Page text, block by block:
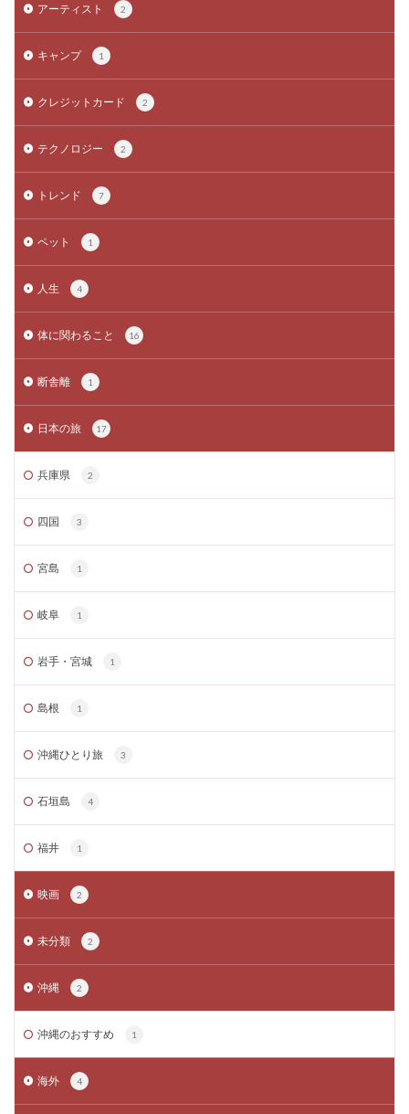
アーティスト 2
キャンプ 1
クレジットカード 2
テクノロジー 2
トレンド 7
ペット 1
人生 4
体に関わること 16
断舎離 1
日本の旅 17
兵庫県 2
四国 3
宮島 1
岐阜 1
岩手・宮城 1
島根 1
沖縄ひとり旅 3
石垣島 4
福井 1
映画 2
未分類 2
沖縄 2
沖縄のおすすめ 1
海外 4